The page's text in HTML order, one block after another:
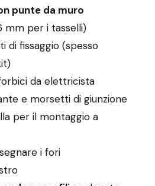
punte da muro
mm per i tasselli)
di fissaggio (spesso
da elettricista
e morsetti di giunzione
per il montaggio a
i fori